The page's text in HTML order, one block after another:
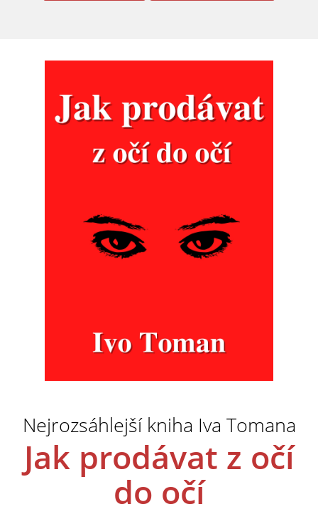
Nejrozsáhlejší kniha Iva Tomana
Jak prodávat z očí
do očí